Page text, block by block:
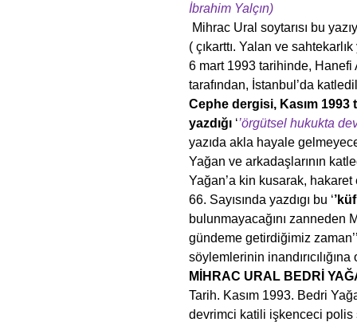
İbrahim Yalçın)
Mihrac Ural soytarısı bu
( çıkarttı. Yalan ve
6 mart 1993 tarihinde,
tarafından, İstanbul’da
Cephe dergisi, Kasım 1993
yazdığı ‘’örgütsel hukukta
yazıda akla hayale
Yağan ve arkadaşlarının
Yağan’a kin kusarak,
66. Sayısında yazdıgı bu ‘
bulunmayacağını zanneden
gündeme getirdiğimiz
söylemlerinin
MİHRAC URAL BEDRİ
Tarih. Kasım 1993. Bedri
devrimci katili işkenceci